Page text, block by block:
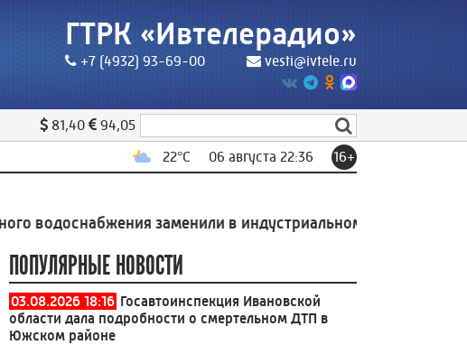
ГТРК «Ивтелерадио»
+7 (4932) 93-69-00 vesti@ivtele.ru
81,40
94,05
22°C 06 августа 22:36 16+
заменили в индустриальном парке Родники
ПОПУЛЯРНЫЕ НОВОСТИ
03.08.2026 18:16 Госавтоинспекция Ивановской
области дала подробности о смертельном ДТП в
Южском районе